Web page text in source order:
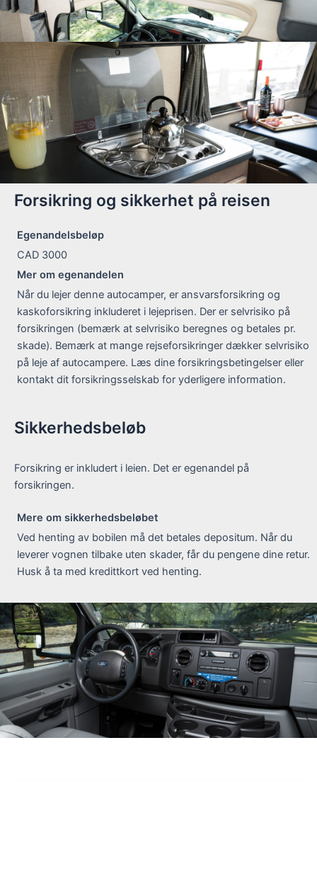
Forsikring og sikkerhet på reisen
Egenandelsbeløp
CAD 3000
Mer om egenandelen
Når du lejer denne autocamper, er ansvarsforsikring og
kaskoforsikring inkluderet i lejeprisen. Der er selvrisiko på
forsikringen (bemærk at selvrisiko beregnes og betales pr.
skade). Bemærk at mange rejseforsikringer dækker selvrisiko
på leje af autocampere. Læs dine forsikringsbetingelser eller
kontakt dit forsikringsselskab for yderligere information.
Sikkerhedsbeløb
Forsikring er inkludert i leien. Det er egenandel på
forsikringen.
Mere om sikkerhedsbeløbet
Ved henting av bobilen må det betales depositum. Når du
leverer vognen tilbake uten skader, får du pengene dine retur.
Husk å ta med kredittkort ved henting.